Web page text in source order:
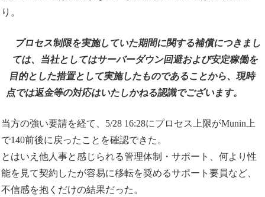
り。
プロセス制限を実施していた期間に関する補償につきまし
ては、当社としてはサーバーダウン回避および安定稼働を
目的とした措置として実施したものであることから、現時
点では返金等の対応はいたしかねる認識でございます。
当方の強い要請を経て、5/28 16:28にプロセス上限がMunin上
で140前後に戻ったことを確認できた。
とはいえ他人事と感じられる管理体制・サポート、何より性
能を見て契約したが容易に移転を奨めるサポート要員など、
不信感を抱くだけの結果だった。